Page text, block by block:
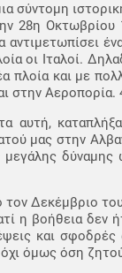
σύντομη
28η Οκτωβρίου
οι Ιταλοί.
πλοία και με
στην Αεροπορία.
αυτή,
μας στην
μεγάλης δύναμης
τον Δεκέμβριο
η βοήθεια δεν
και σφοδρές
όμως όση